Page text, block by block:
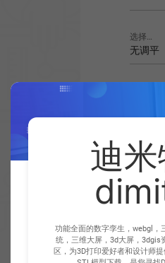
无调平
选择调平
喷嘴LED灯 (可选择)
Logo LED灯 (可选择)
选择热端风扇
迪
功能全面的数字孪生，webgl，
统，三维大屏，3d大屏，3dgis
区，为3D打印爱好者和设计师